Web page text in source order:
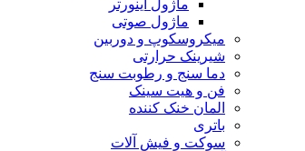
ماژول اینورتر
ماژول صوتی
میکروسکوپ و دوربین
شیرینک حرارتی
دما سنج و رطوبت سنج
فن و هیت سینک
المان خنک کننده
باتری
سوکت و فیش آلات